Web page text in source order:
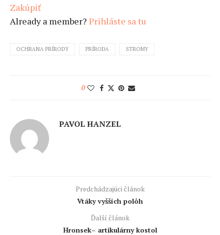
Zakúpiť
Already a member? Prihláste sa tu
OCHRANA PRÍRODY PRÍRODA STROMY
0
PAVOL HANZEL
Predchádzajúci článok
Vtáky vyšších polôh
Ďalší článok
Hronsek– artikulárny kostol